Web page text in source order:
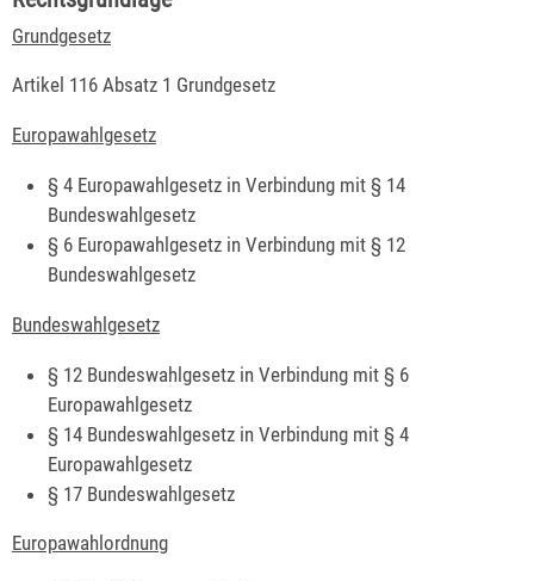
Grundgesetz
Artikel 116 Absatz 1 Grundgesetz
Europawahlgesetz
§ 4 Europawahlgesetz in Verbindung mit § 14
Bundeswahlgesetz
§ 6 Europawahlgesetz in Verbindung mit § 12
Bundeswahlgesetz
Bundeswahlgesetz
§ 12 Bundeswahlgesetz in Verbindung mit § 6
Europawahlgesetz
§ 14 Bundeswahlgesetz in Verbindung mit § 4
Europawahlgesetz
§ 17 Bundeswahlgesetz
Europawahlordnung